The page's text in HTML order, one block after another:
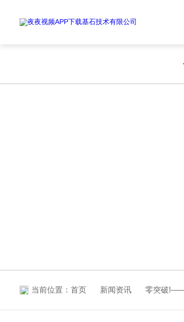
Warning: file_put_contents(./cachefile_yuan/
当前位置： 首页 新闻资讯 零突破!——